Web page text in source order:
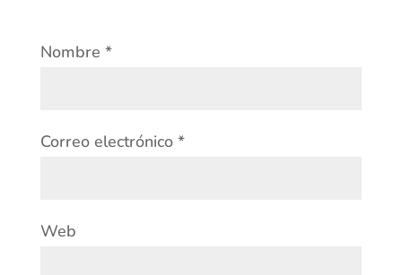
Nombre *
Correo electrónico *
Web